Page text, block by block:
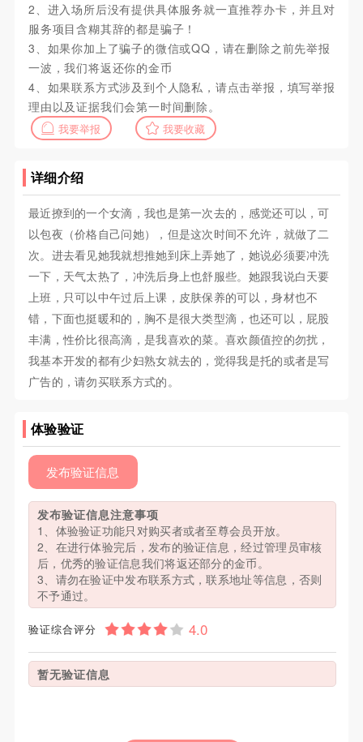
2、进入场所后没有提供具体服务就一直推荐办卡，并且对
服务项目含糊其辞的都是骗子！
3、如果你加上了骗子的微信或QQ，请在删除之前先举报
一波，我们将返还你的金币
4、如果联系方式涉及到个人隐私，请点击举报，填写举报
理由以及证据我们会第一时间删除。
我要举报 我要收藏
详细介绍
最近撩到的一个女滴，我也是第一次去的，感觉还可以，可
以包夜（价格自己问她），但是这次时间不允许，就做了二
次。进去看见她我就想推她到床上弄她了，她说必须要冲洗
一下，天气太热了，冲洗后身上也舒服些。她跟我说白天要
上班，只可以中午过后上课，皮肤保养的可以，身材也不
错，下面也挺暖和的，胸不是很大类型滴，也还可以，屁股
丰满，性价比很高滴，是我喜欢的菜。喜欢颜值控的勿扰，
我基本开发的都有少妇熟女就去的，觉得我是托的或者是写
广告的，请勿买联系方式的。
体验验证
发布验证信息
发布验证信息注意事项
1、体验验证功能只对购买者或者至尊会员开放。
2、在进行体验完后，发布的验证信息，经过管理员审核
后，优秀的验证信息我们将返还部分的金币。
3、请勿在验证中发布联系方式，联系地址等信息，否则
不予通过。
验证综合评分
暂无验证信息